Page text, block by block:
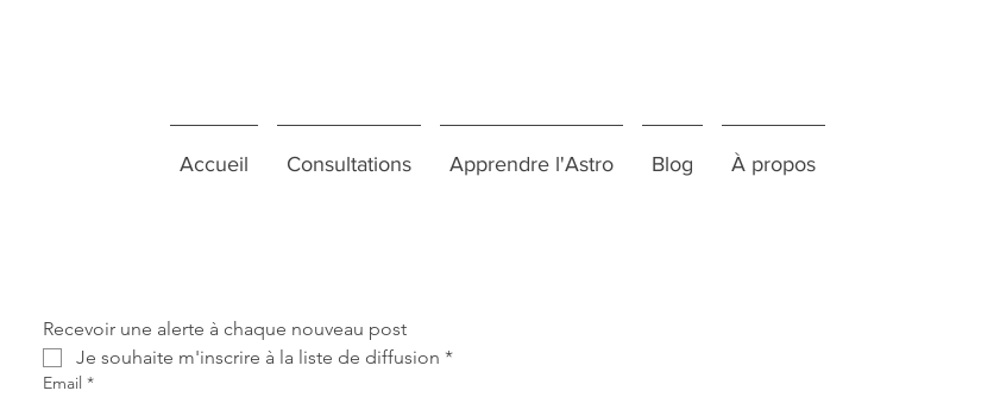
Accueil Consultations Apprendre l'Astro Blog À propos
Recevoir une alerte à chaque nouveau post
Je souhaite m'inscrire à la liste de diffusion *
Email *